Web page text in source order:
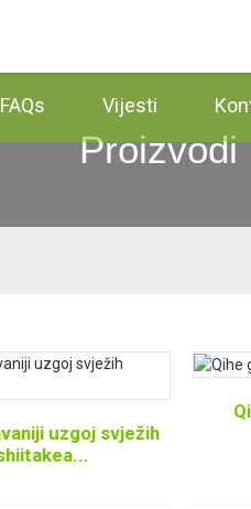
FAQs Vijesti
Proizvodi
uzgoj svježih